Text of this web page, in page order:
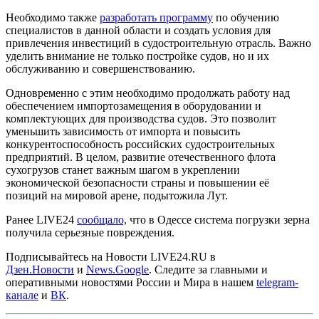
Необходимо также разработать программу по обучению
специалистов в данной области и создать условия для
привлечения инвестиций в судостроительную отрасль. Важно
уделить внимание не только постройке судов, но и их
обслуживанию и совершенствованию.
Одновременно с этим необходимо продолжать работу над
обеспечением импортозамещения в оборудовании и
комплектующих для производства судов. Это позволит
уменьшить зависимость от импорта и повысить
конкурентоспособность российских судостроительных
предприятий. В целом, развитие отечественного флота
сухогрузов станет важным шагом в укреплении
экономической безопасности страны и повышении её
позиций на мировой арене, подытожила Лут.
Ранее LIVE24 сообщало, что в Одессе система погрузки зерна
получила серьезные повреждения.
Подписывайтесь на Новости LIVE24.RU в
Дзен.Новости и News.Google. Следите за главными и
оперативными новостями России и Мира в нашем telegram-
канале и ВК.